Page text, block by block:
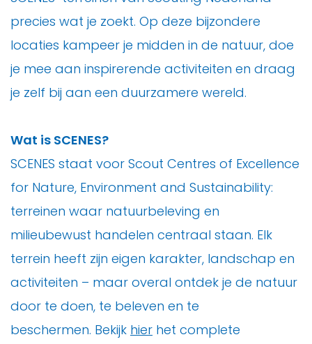
precies wat je zoekt. Op deze bijzondere
locaties kampeer je midden in de natuur, doe
je mee aan inspirerende activiteiten en draag
je zelf bij aan een duurzamere wereld.
Wat is SCENES?
SCENES staat voor Scout Centres of Excellence
for Nature, Environment and Sustainability:
terreinen waar natuurbeleving en
milieubewust handelen centraal staan. Elk
terrein heeft zijn eigen karakter, landschap en
activiteiten – maar overal ontdek je de natuur
door te doen, te beleven en te
beschermen. Bekijk hier het complete